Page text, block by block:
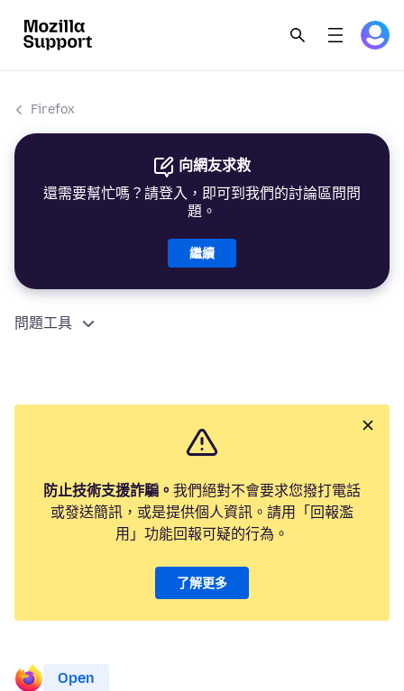
Firefox
向網友求救
還需要幫忙嗎？請登入，即可到我們的討論區問問
題。
繼續
問題工具
防止技術支援詐騙。 我們絕對不會要求您撥打電話
或發送簡訊，或是提供個人資訊。請用「回報濫
用」功能回報可疑的行為。
了解更多
Open